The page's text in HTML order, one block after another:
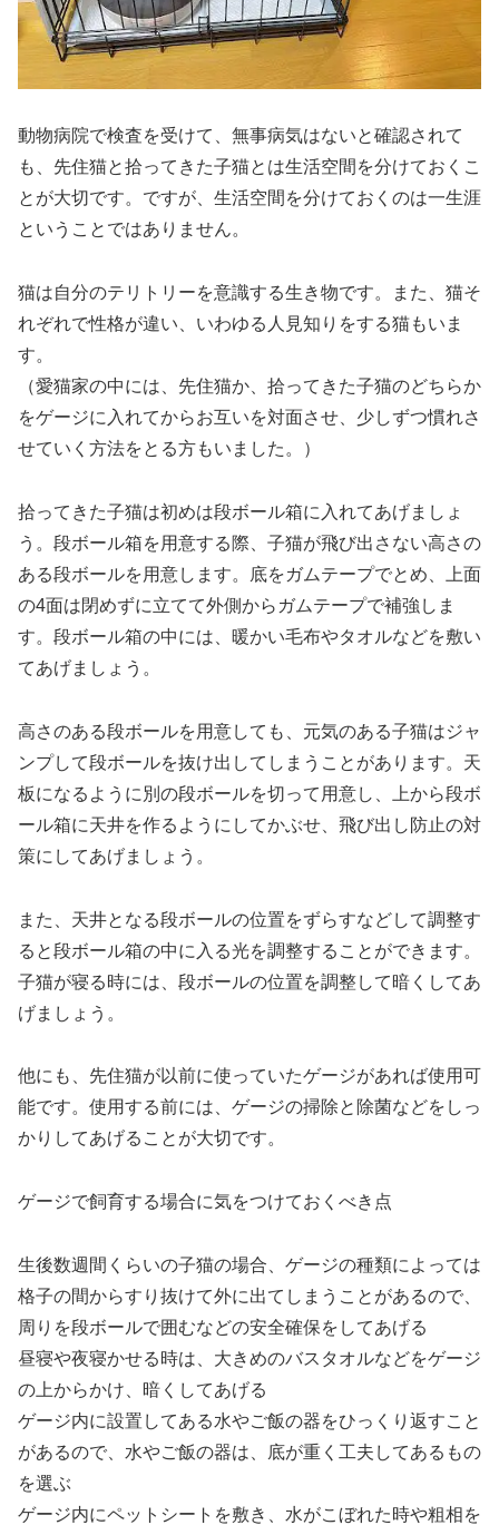
動物病院で検査を受けて、無事病気はないと確認されて
も、先住猫と拾ってきた子猫とは生活空間を分けておくこ
とが大切です。ですが、生活空間を分けておくのは一生涯
ということではありません。
猫は自分のテリトリーを意識する生き物です。また、猫そ
れぞれで性格が違い、いわゆる人見知りをする猫もいま
す。
（愛猫家の中には、先住猫か、拾ってきた子猫のどちらか
をゲージに入れてからお互いを対面させ、少しずつ慣れさ
せていく方法をとる方もいました。）
拾ってきた子猫は初めは段ボール箱に入れてあげましょ
う。段ボール箱を用意する際、子猫が飛び出さない高さの
ある段ボールを用意します。底をガムテープでとめ、上面
の4面は閉めずに立てて外側からガムテープで補強しま
す。段ボール箱の中には、暖かい毛布やタオルなどを敷い
てあげましょう。
高さのある段ボールを用意しても、元気のある子猫はジャ
ンプして段ボールを抜け出してしまうことがあります。天
板になるように別の段ボールを切って用意し、上から段ボ
ール箱に天井を作るようにしてかぶせ、飛び出し防止の対
策にしてあげましょう。
また、天井となる段ボールの位置をずらすなどして調整す
ると段ボール箱の中に入る光を調整することができます。
子猫が寝る時には、段ボールの位置を調整して暗くしてあ
げましょう。
他にも、先住猫が以前に使っていたゲージがあれば使用可
能です。使用する前には、ゲージの掃除と除菌などをしっ
かりしてあげることが大切です。
ゲージで飼育する場合に気をつけておくべき点
生後数週間くらいの子猫の場合、ゲージの種類によっては
格子の間からすり抜けて外に出てしまうことがあるので、
周りを段ボールで囲むなどの安全確保をしてあげる
昼寝や夜寝かせる時は、大きめのバスタオルなどをゲージ
の上からかけ、暗くしてあげる
ゲージ内に設置してある水やご飯の器をひっくり返すこと
があるので、水やご飯の器は、底が重く工夫してあるもの
を選ぶ
ゲージ内にペットシートを敷き、水がこぼれた時や粗相を